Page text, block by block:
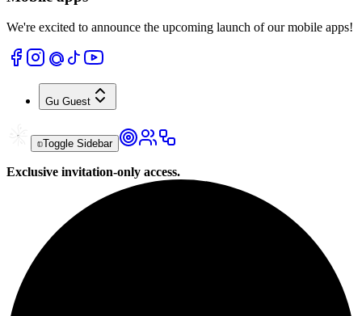
We're excited to announce the upcoming launch of our mobile apps!
Gu Guest
Toggle Sidebar
Exclusive invitation-only access.